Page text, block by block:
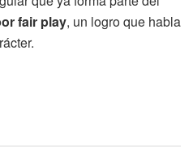
fair play, un logro que habla